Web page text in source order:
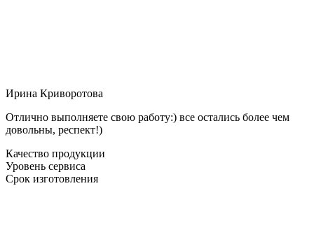
Ирина Криворотова
Отлично выполняете свою работу:) все остались более чем
довольны, респект!)
Качество продукции
Уровень сервиса
Срок изготовления